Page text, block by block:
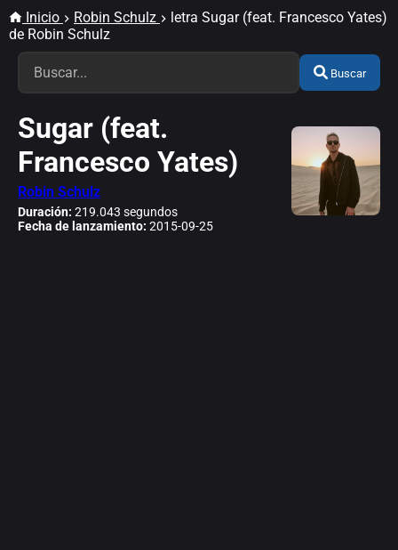
Inicio Robin Schulz
letra Sugar (feat. Francesco Yates)
de Robin Schulz
Buscar
Sugar (feat.
Francesco Yates)
Robin Schulz
Duración: 219.043 segundos
Fecha de lanzamiento: 2015-09-25